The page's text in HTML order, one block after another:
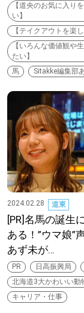
運営会社
情報提供・お問い
【道央のお気に入り
い】
【テイクアウトを楽
【いろんな価値観や
たい】
馬
Sitakke編集部
2024.02.28
道東
[PR]名馬の誕生
ある！”ウマ娘”
あず未が…
PR 日高振興局
北海道3大かわいい動
キャリア・仕事